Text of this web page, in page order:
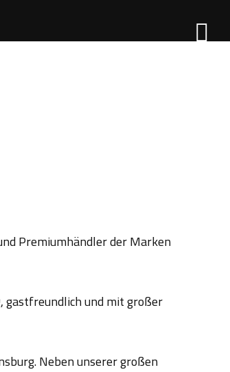
Premiumhändler der Marken
gastfreundlich und mit großer
Neben unserer großen